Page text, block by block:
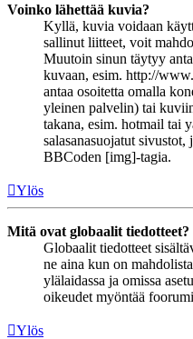
Voinko lähettää kuvia?
Kyllä, kuvia voidaan
sallinut liitteet, voit
Muutoin sinun täytyy
kuvaan, esim. http://
antaa osoitetta omalla
yleinen palvelin) tai
takana, esim. hotmail tai
salasanasuojatut
BBCoden [img]-tagia.
Ylös
Mitä ovat globaalit tiedotteet?
Globaalit tiedotteet
ne aina kun on
ylälaidassa ja omissa
oikeudet myöntää
Ylös